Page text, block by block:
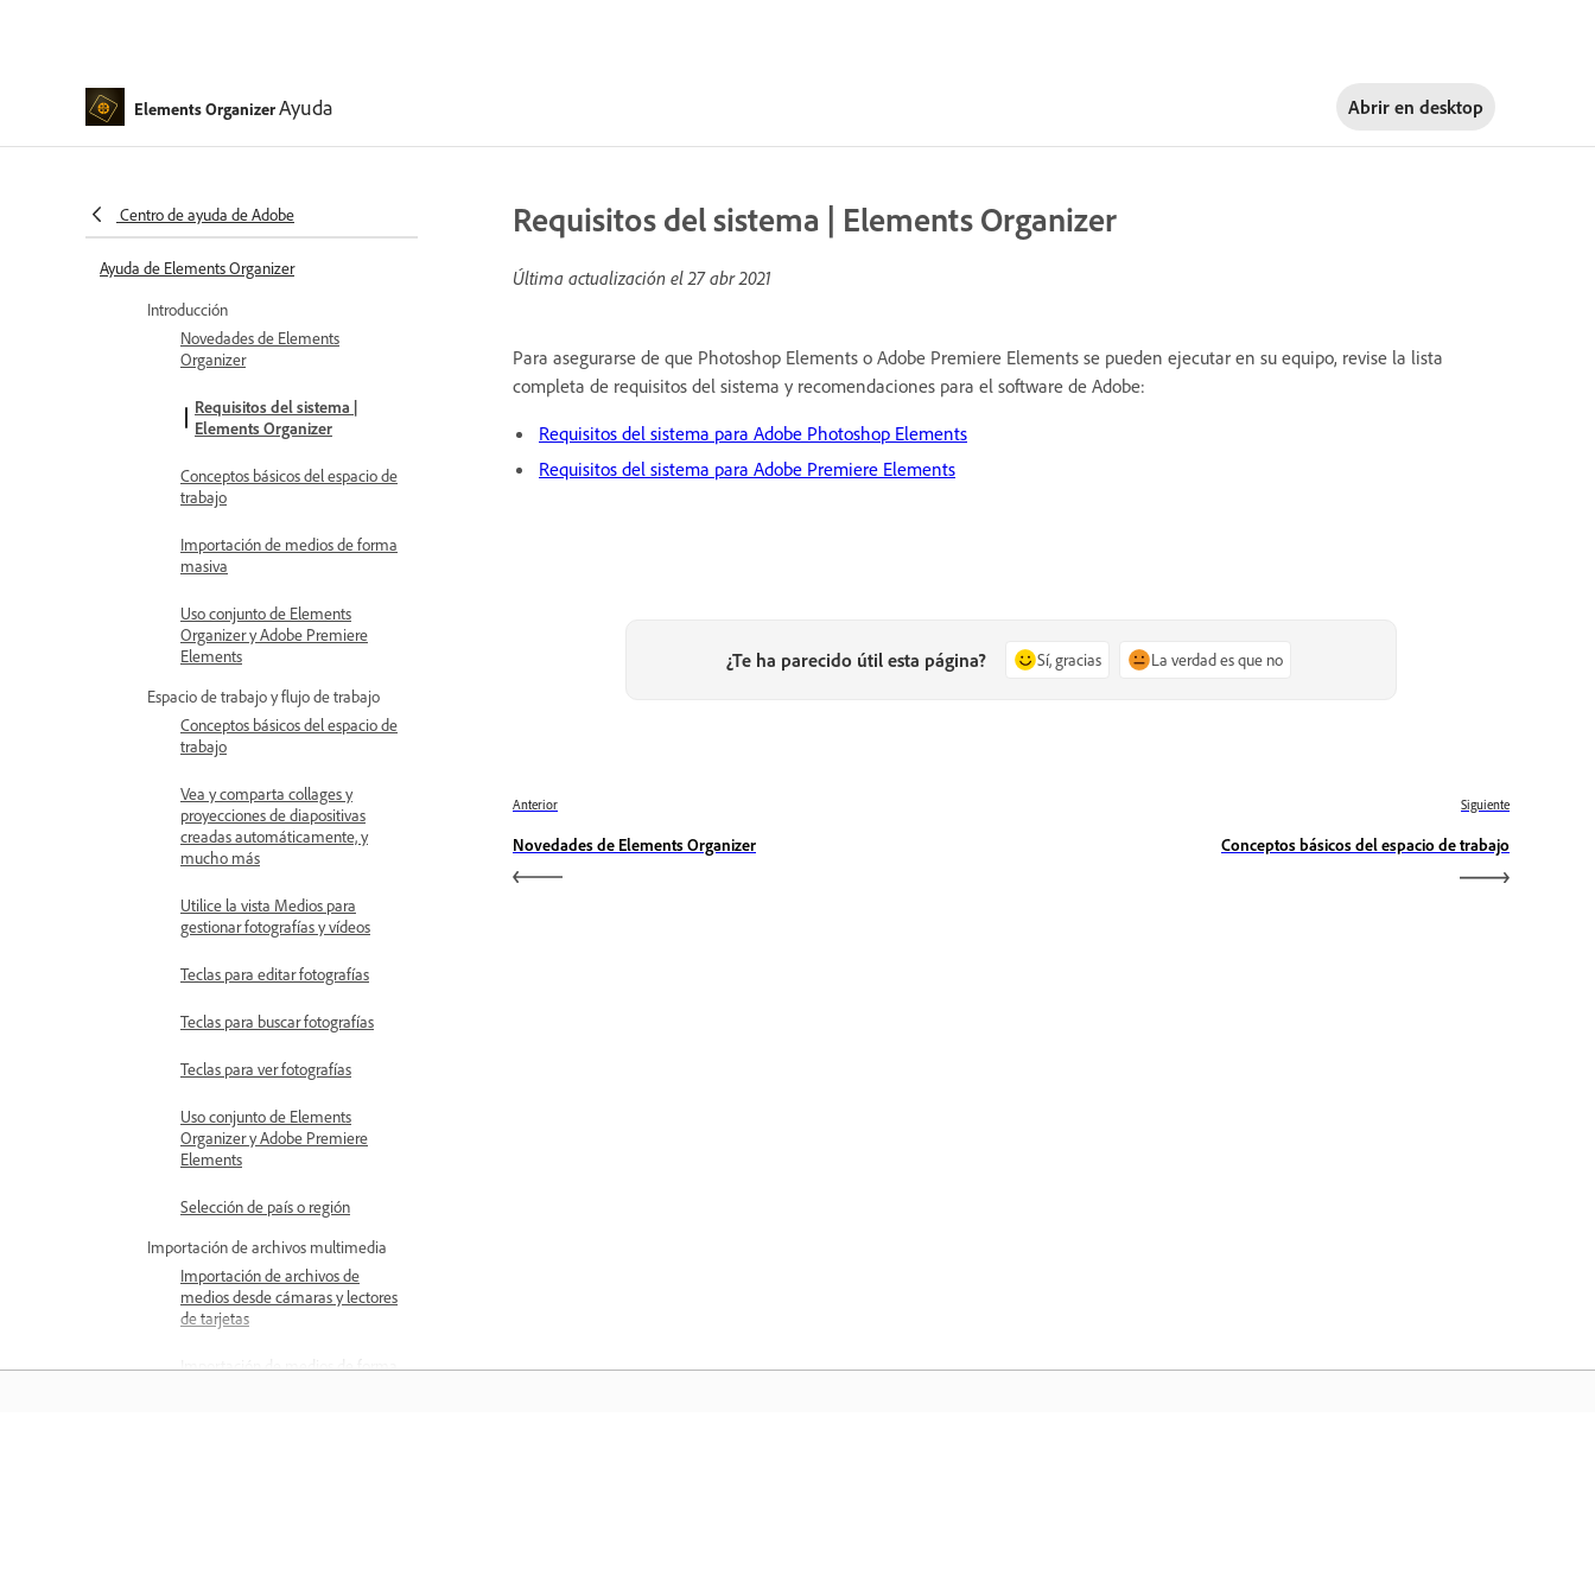
Elements OrganizerAyuda Abrir en desktop
Centro de ayuda de Adobe
Ayuda de Elements Organizer
Introducción
Novedades de Elements
Organizer
Requisitos del sistema |
Elements Organizer
Conceptos básicos del espacio de
trabajo
Importación de medios de forma
masiva
Uso conjunto de Elements
Organizer y Adobe Premiere
Elements
Espacio de trabajo y flujo de trabajo
Conceptos básicos del espacio de
trabajo
Vea y comparta collages y
proyecciones de diapositivas
creadas automáticamente, y
mucho más
Utilice la vista Medios para
gestionar fotografías y vídeos
Teclas para editar fotografías
Teclas para buscar fotografías
Teclas para ver fotografías
Uso conjunto de Elements
Organizer y Adobe Premiere
Elements
Selección de país o región
Importación de archivos multimedia
Importación de archivos de
medios desde cámaras y lectores
de tarjetas
Importación de medios de forma
Requisitos del sistema | Elements Organizer
Última actualización el27 abr 2021
Para asegurarse de que Photoshop Elements o Adobe Premiere Elements se pueden ejecutar en su equipo, revise la lista
completa de requisitos del sistema y recomendaciones para el software de Adobe:
Requisitos del sistema para Adobe Photoshop Elements
Requisitos del sistema para Adobe Premiere Elements
¿Te ha parecido útil esta página? Sí, gracias La verdad es que no
Anterior
Novedades de Elements Organizer
Siguiente
Conceptos básicos del espacio de trabajo